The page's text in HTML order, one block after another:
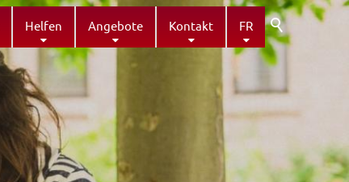
Helfen Angebote Kontakt FR